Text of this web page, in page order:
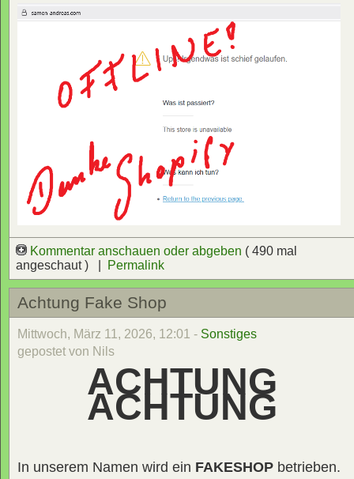
Kommentar anschauen oder abgeben ( 490 mal
angeschaut ) |
Permalink
Achtung Fake Shop
Mittwoch, März 11, 2026, 12:01 - Sonstiges
gepostet von Nils
ACHTUNG
ACHTUNG
In unserem Namen wird ein FAKESHOP betrieben.